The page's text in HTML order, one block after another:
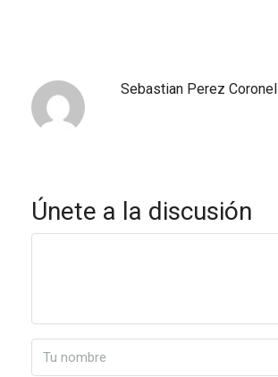
Sebastian Perez Coronel
Únete a la discusión